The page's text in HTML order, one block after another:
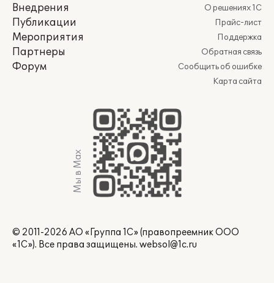
Внедрения
Публикации
Мероприятия
Партнеры
Форум
О решениях 1С
Прайс-лист
Поддержка
Обратная связь
Сообщить об ошибке
Карта сайта
Мы в Max
© 2011-2026 АО «Группа 1С» (правопреемник ООО
«1С»). Все права защищены. websol@1c.ru